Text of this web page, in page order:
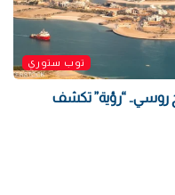
توب ستوري
روسي.. “رؤية” تكشف